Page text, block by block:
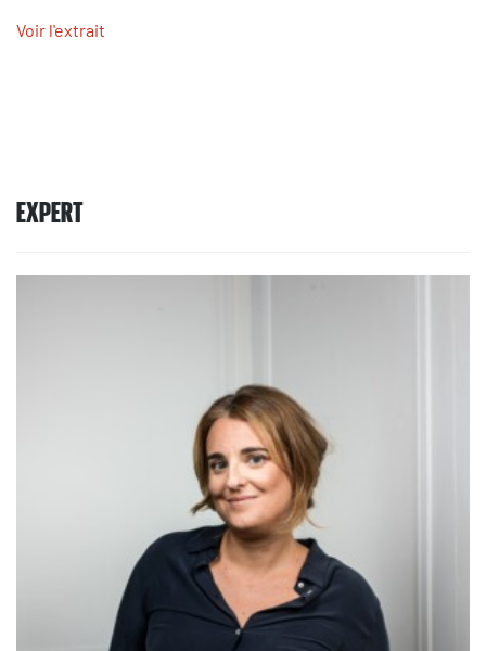
Voir l'extrait
EXPERT